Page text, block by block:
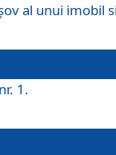
al unui imobil
1.